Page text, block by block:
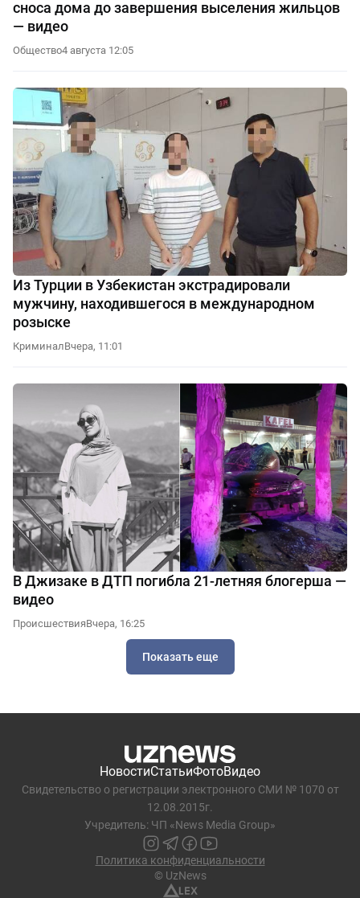
сноса дома до завершения выселения жильцов
— видео
Общество4 августа 12:05
Из Турции в Узбекистан экстрадировали
мужчину, находившегося в международном
розыске
КриминалВчера, 11:01
В Джизаке в ДТП погибла 21-летняя блогерша —
видео
ПроисшествияВчера, 16:25
Показать еще
НовостиСтатьиФотоВидео
Свидетельство о регистрации электронного СМИ № 1070 от
12.08.2015г.
Учредитель: ЧП «News Media Group»
Политика конфиденциальности
© UzNews